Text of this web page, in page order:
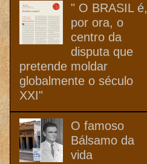
" O BRASIL é,
por ora, o
centro da
disputa que
pretende moldar
globalmente o século
XXI"
O famoso
Bálsamo da
vida